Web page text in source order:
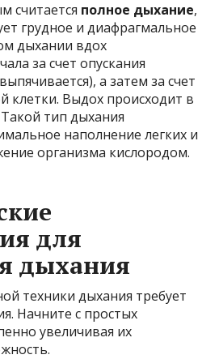
считается полное дыхание,
грудное и диафрагмальное
дыхании вдох
за счет опускания
а затем за счет
клетки. Выдох происходит в
тип дыхания
наполнение легких и
организма кислородом.
для
дыхания
техники дыхания требует
Начните с простых
увеличивая их